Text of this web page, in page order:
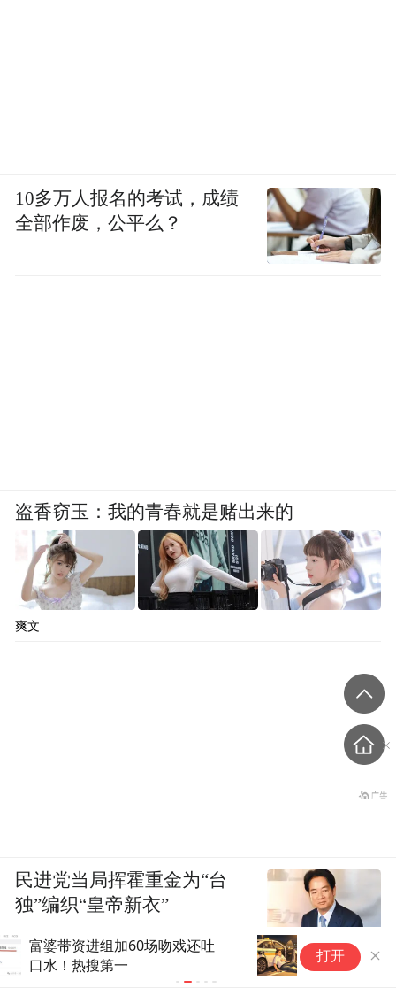
网约车司机充电桩前猝死 保险
公司以“没在开车”为由拒赔 法院
打开
10多万人报名的考试，成绩
全部作废，公平么？
盗香窃玉：我的青春就是赌出来的
爽文
民进党当局挥霍重金为“台
独”编织“皇帝新衣”